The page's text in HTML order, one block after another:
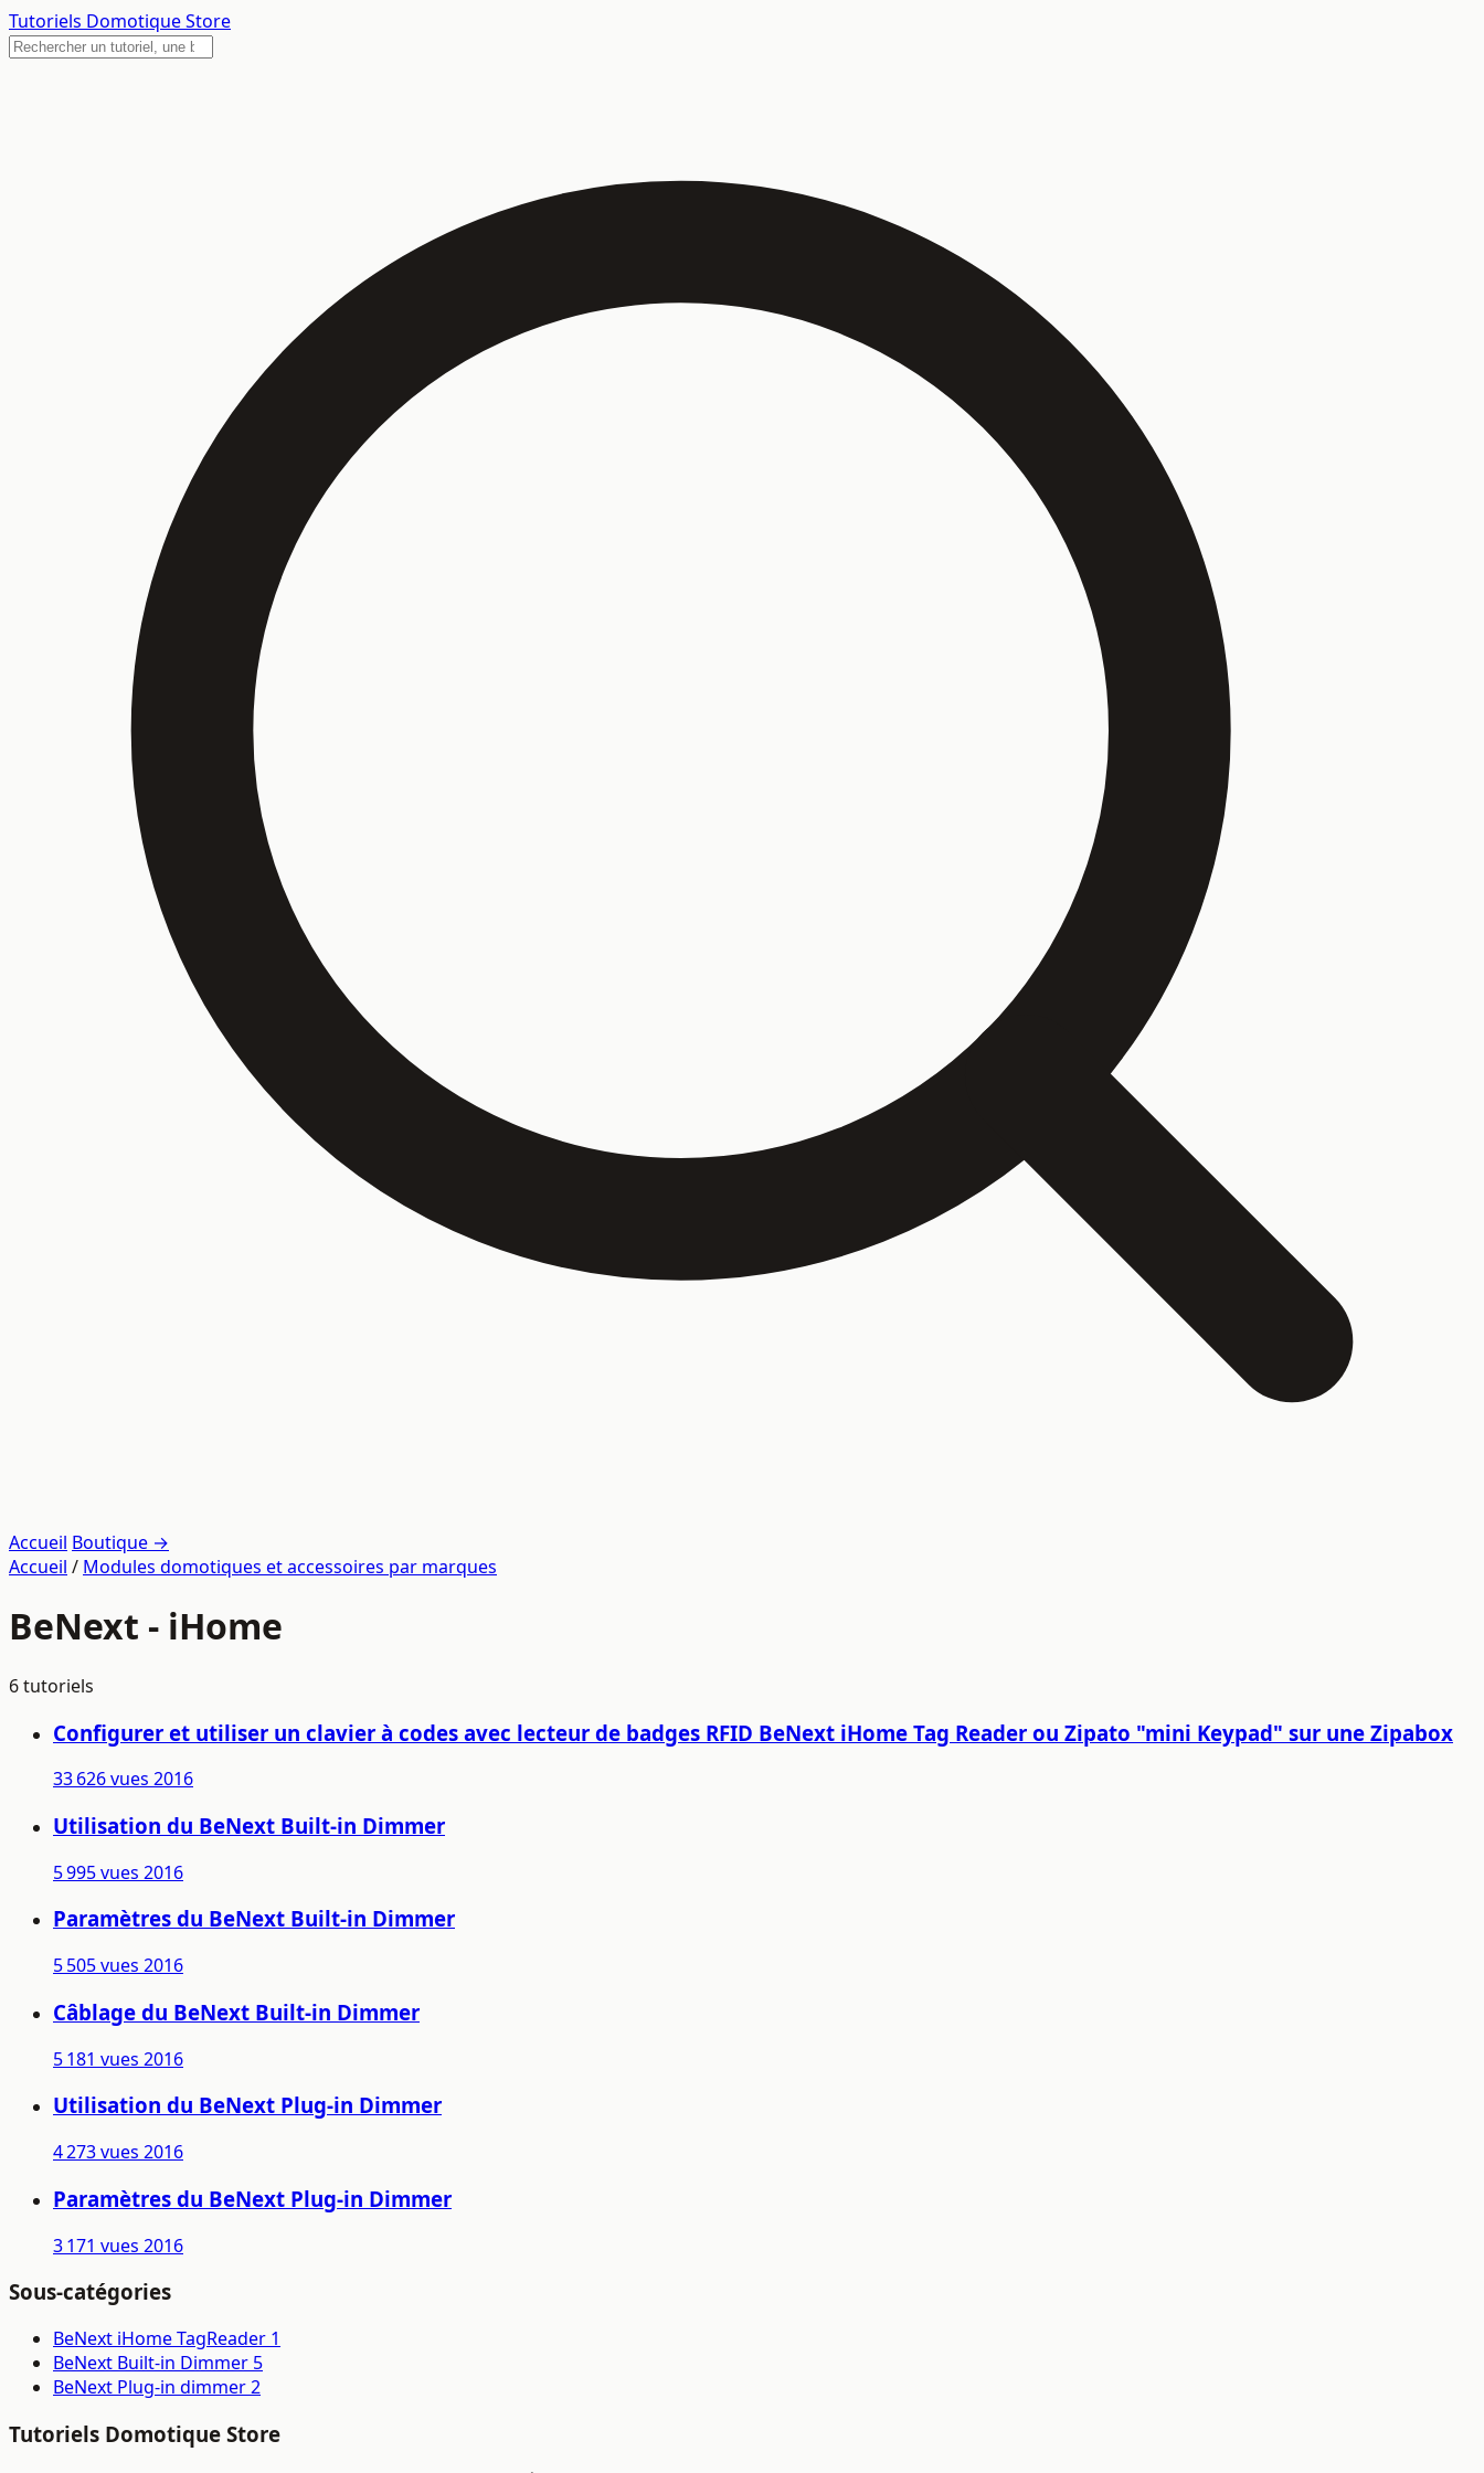
Tutoriels Domotique Store
Accueil Boutique →
Accueil / Modules domotiques et accessoires par marques
BeNext - iHome
6 tutoriels
Configurer et utiliser un clavier à codes avec lecteur de badges RFID BeNext iHome Tag Reader ou Zipato "mini Keypad" sur une Zipabox
33 626 vues 2016
Utilisation du BeNext Built-in Dimmer
5 995 vues 2016
Paramètres du BeNext Built-in Dimmer
5 505 vues 2016
Câblage du BeNext Built-in Dimmer
5 181 vues 2016
Utilisation du BeNext Plug-in Dimmer
4 273 vues 2016
Paramètres du BeNext Plug-in Dimmer
3 171 vues 2016
Sous-catégories
BeNext iHome TagReader 1
BeNext Built-in Dimmer 5
BeNext Plug-in dimmer2
Tutoriels Domotique Store